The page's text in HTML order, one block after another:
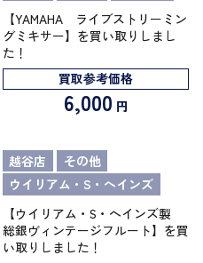
【YAMAHA ライブストリーミン
グミキサー】を買い取りしまし
た！
買取参考価格
6,000 円
越谷店
その他
ウイリアム・S・ヘインズ
【ウイリアム・S・ヘインズ製
総銀ヴィンテージフルート】を買
い取りしました！